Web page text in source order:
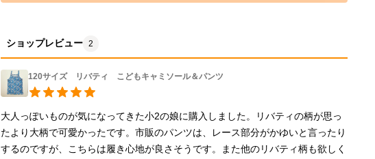
ショップレビュー 2
120サイズ リバティ こどもキャミソール＆パンツ
大人っぽいものが気になってきた小2の娘に購入しました。リバティの柄が思っ
たより大柄で可愛かったです。市販のパンツは、レース部分がかゆいと言ったり
するのですが、こちらは履き心地が良さそうです。また他のリバティ柄も欲しく